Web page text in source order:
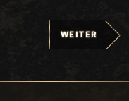
WEITER